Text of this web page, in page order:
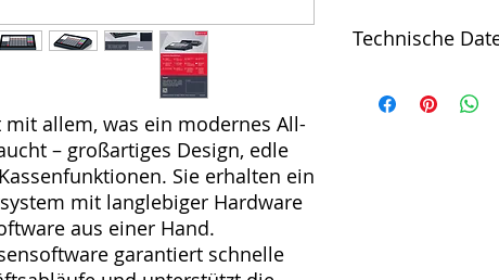
mit allem, was ein modernes All-
– großartiges Design, edle
Sie erhalten ein
mit langlebiger Hardware
aus einer Hand.
garantiert schnelle
Technische
Arbeitsspeicher 2